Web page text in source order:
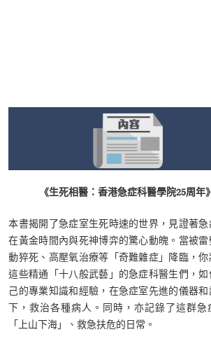
《生死相醫：香港急症科醫學院25周年》
本書揭開了急症室生死時速的世界，見證著急
在黃金時間內與死神博弈的驚心動魄。當被雷
動猝死、高壓氧治療等「奇難雜症」降臨，你
這些精通「十八般武藝」的急症科醫生們，如
己的專業知識和經驗，在急症室先進的儀器和
下，救治各種病人。同時，亦記錄了這群急
「上山下海」、救急扶危的日常。